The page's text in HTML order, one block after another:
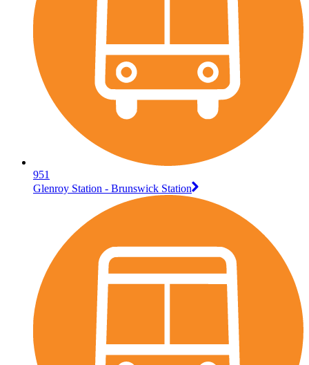
951
Glenroy Station - Brunswick Station